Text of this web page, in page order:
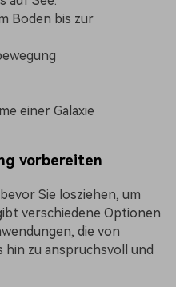
Boden bis zur
einer Galaxie
vorbereiten
Sie losziehen, um
verschiedene Optionen
die von
hin zu anspruchsvoll und